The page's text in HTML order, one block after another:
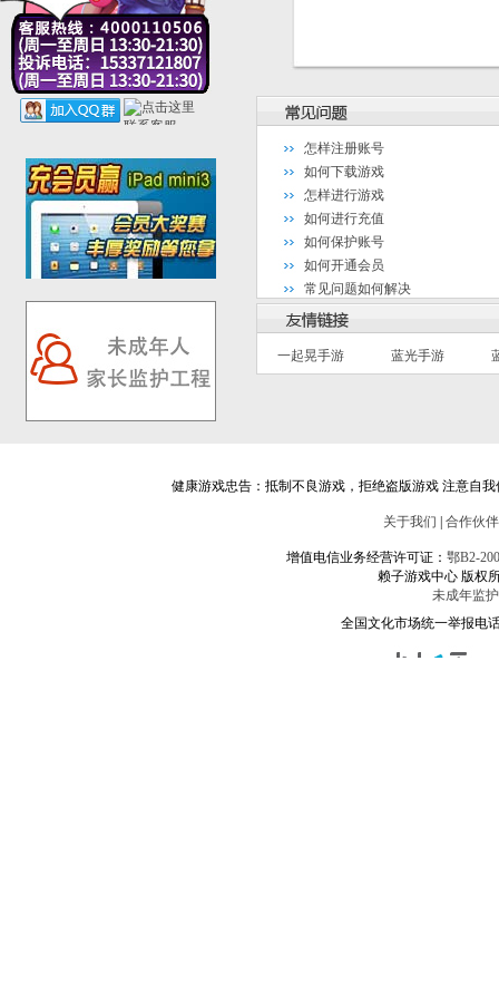
怎样注册账号
如何下载游戏
怎样进行游戏
如何进行充值
如何保护账号
如何开通会员
常见问题如何解决
一起晃手游 蓝光手游
健康游戏忠告：抵制不良游戏，拒绝盗版游戏 注意自
关于我们 合作伙伴
增值电信业务经营许可证： 鄂B2-
赖子游戏中心 版权
未成年监
全国文化市场统一举报电